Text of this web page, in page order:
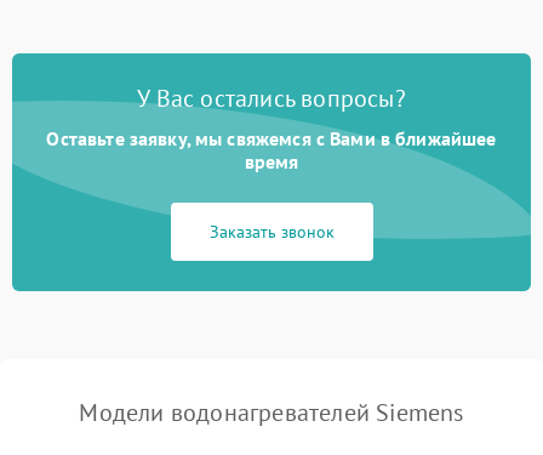
У Вас остались вопросы?
Оставьте заявку, мы свяжемся с Вами в ближайшее
время
Заказать звонок
Модели водонагревателей Siemens